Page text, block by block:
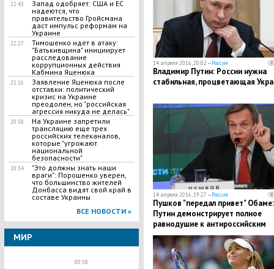
22:43
Запад одобряет: США и ЕС
надеются, что
правительство Гройсмана
даст импульс реформам на
Украине
22:27
Тимошенко идет в атаку:
"Батькивщина" инициирует
расследование
коррупционных действия
Кабмина Яценюка
21:16
Заявление Яценюка после
отставки: политический
кризис на Украине
преодолен, но "российская
агрессия никуда не делась"
20:58
На Украине запретили
трансляцию еще трех
российских телеканалов,
которые "угрожают
национальной
безопасности"
20:34
"Это должны знать наши
враги": Порошенко уверен,
что большинство жителей
Донбасса видят свой край в
составе Украины
ВСЕ НОВОСТИ »
МИР
00:58
14 апреля 2016, 20:02 —Россия
Владимир Путин: России нужна
стабильная, процветающая
14 апреля 2016, 19:27 —Россия
Пушков "передал привет" Обаме:
Путин демонстрирует полное
равнодушие к антироссийским
санкциям Запада